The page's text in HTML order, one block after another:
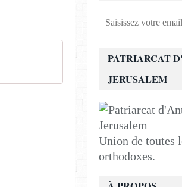
PATRIARCAT
JERUSALEM
Union de toutes
orthodoxes.